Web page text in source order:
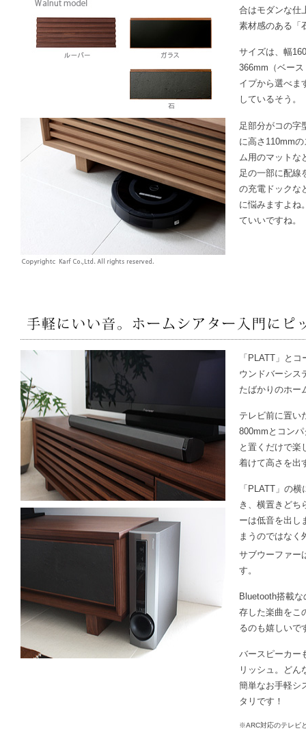
合はモダンな仕
素材感のある「
サイズは、幅
366mm（ベー
イプから選べま
しているそう。
足部分がコの字
に高さ110mm
ム用のマットな
足の一部に配線
の充電ドックな
に悩みますよね
ていいですね。
「PLATT」と
ウンドバーシス
たばかりのホー
テレビ前に置い
800mmとコン
と置くだけで楽
着けて高さを出
「PLATT」の
き、横置きどち
ーは低音を出し
まうのではなく
サブウーファー
す。
Bluetooth搭載
存した楽曲をこ
るのも嬉しいで
バースピーカー
リッシュ。どん
簡単なお手軽シ
タリです！
※ARC対応のテレビ